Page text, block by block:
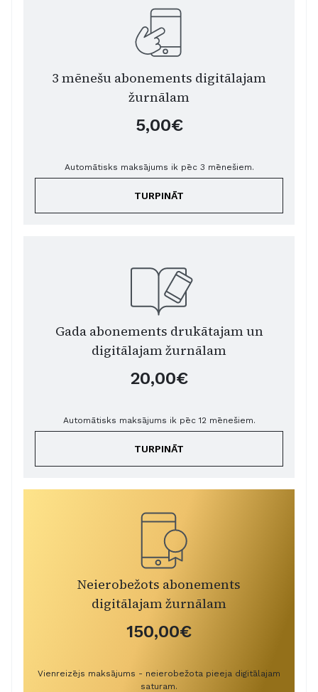
3 mēnešu abonements digitālajam
žurnālam
5,00€
Automātisks maksājums ik pēc 3 mēnešiem.
TURPINĀT
Gada abonements drukātajam un
digitālajam žurnālam
20,00€
Automātisks maksājums ik pēc 12 mēnešiem.
TURPINĀT
Neierobežots abonements
digitālajam žurnālam
150,00€
Vienreizējs maksājums - neierobežota pieeja digitālajam
saturam.